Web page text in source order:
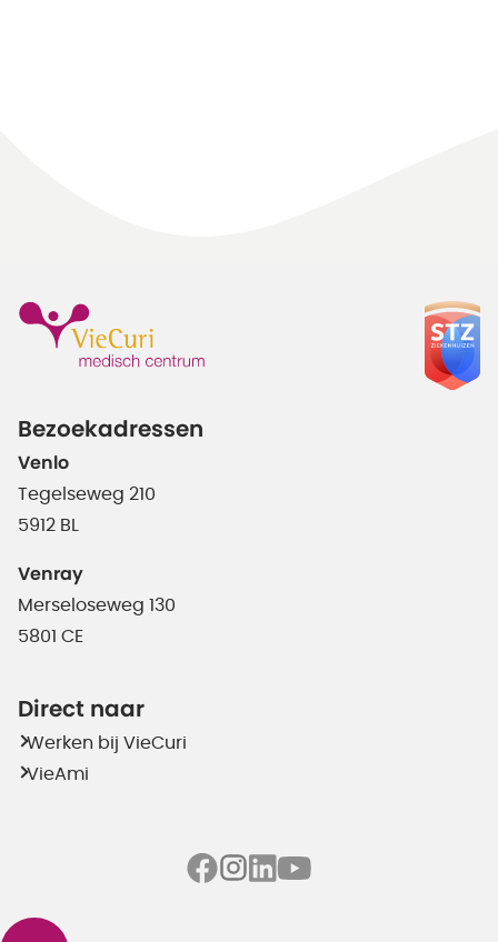
Bezoekadressen
Venlo
Tegelseweg 210
5912 BL
Venray
Merseloseweg 130
5801 CE
Direct naar
Werken bij VieCuri
VieAmi